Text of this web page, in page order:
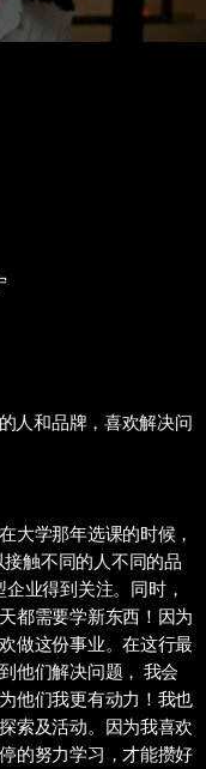
人和品牌，喜欢解决问
大学那年选课的时候，
触不同的人不同的品
业得到关注。同时，
都需要学新东西！因为
做这份事业。在这行最
他们解决问题， 我会
他们我更有动力！我也
索及活动。因为我喜欢
的努力学习，才能攒好